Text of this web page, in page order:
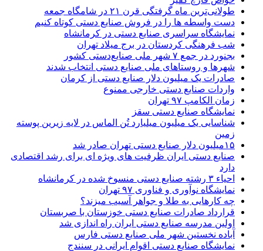
طولانی‌ترین ماه گرفتگی قرن ۲۱ در شامگاه جمعه
دست واسطه ها را در فروش صنایع دستی کوتاه کنیم
نمایشگاه سراسری صنایع دستی در کرمانشاه
شب فرهنگی کردستان در برج میلاد تهران
بجنورد در جمع ۷ شهر ملی صنایع‌دستی کشور
شهر‌ها و روستا‌های ملی صنایع‌ دستی انتخاب شدند
صادرات یک میلیون دلار صنایع دستی از کرمان
واردات صنایع دستی خارجی ممنوع
زمان الکامپ ۹۷ تهران
نمایشگاه صنایع دستی سقز
شناسایی یک میلیون میلیارد تُن الماس در لایه زیرین پوسته
زمین
۱۵میلیون دلار صنایع دستی تهران صادر شد
صنایع دستی ایران ظرفیت های ویژه ای برای رشد اقتصادی
دارد
احیاء ۳ رشته صنایع دستی منسوخ شده در کرمانشاه
نمایشگاه نوآوری و فناوری ۹۷ تهران
چه کارهایی به طلا و جواهر آسیب میزند؟
قرارداد صادرات صنایع دستی خوزستان با صربستان
اولین مدرسه صنایع دستی ایران راه اندازی شد
آباده نخستین شهر ملی صنایع دستی فارس
نمایشگاه صنایع دستی اقوام ایرانی در سنندج